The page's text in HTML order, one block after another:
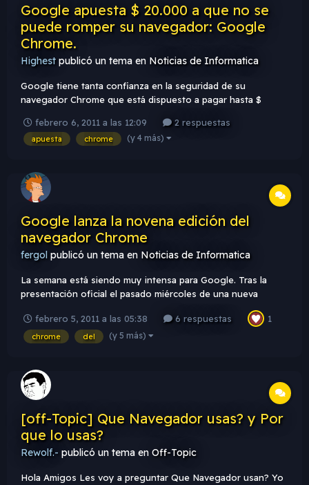
Google apuesta $ 20.000 a que no se
puede romper su navegador: Google
Chrome.
Highest publicó un tema en Noticias de Informatica
Google tiene tanta confianza en la seguridad de su
navegador Chrome que está dispuesto a pagar hasta $
cualquiera que pueda introducirse en él. La apuesta se
llevará a cabo como parte del concurso Pwn2Own en la
febrero 6, 2011 a las 12:09 2 respuestas
apuesta chrome (y 4 más)
Google lanza la novena edición del
navegador Chrome
fergol publicó un tema en Noticias de Informatica
La semana está siendo muy intensa para Google. Tras la
presentación oficial el pasado miércoles de una nueva
llega el turno al navegador de la compañía. La llegada de
Chrome 9 viene precedida de los buenos resultados
febrero 5, 2011 a las 05:38 6 respuestas 1
chrome del (y 5 más)
[off-Topic] Que Navegador usas? y Por
que lo usas?
Rewolf.- publicó un tema en Off-Topic
Hola Amigos Les voy a preguntar Que Navegador usan? Yo